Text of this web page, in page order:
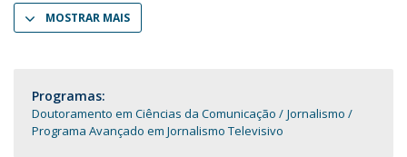
MOSTRAR MAIS
Programas:
Doutoramento em Ciências da Comunicação
Jornalismo
Programa Avançado em Jornalismo Televisivo